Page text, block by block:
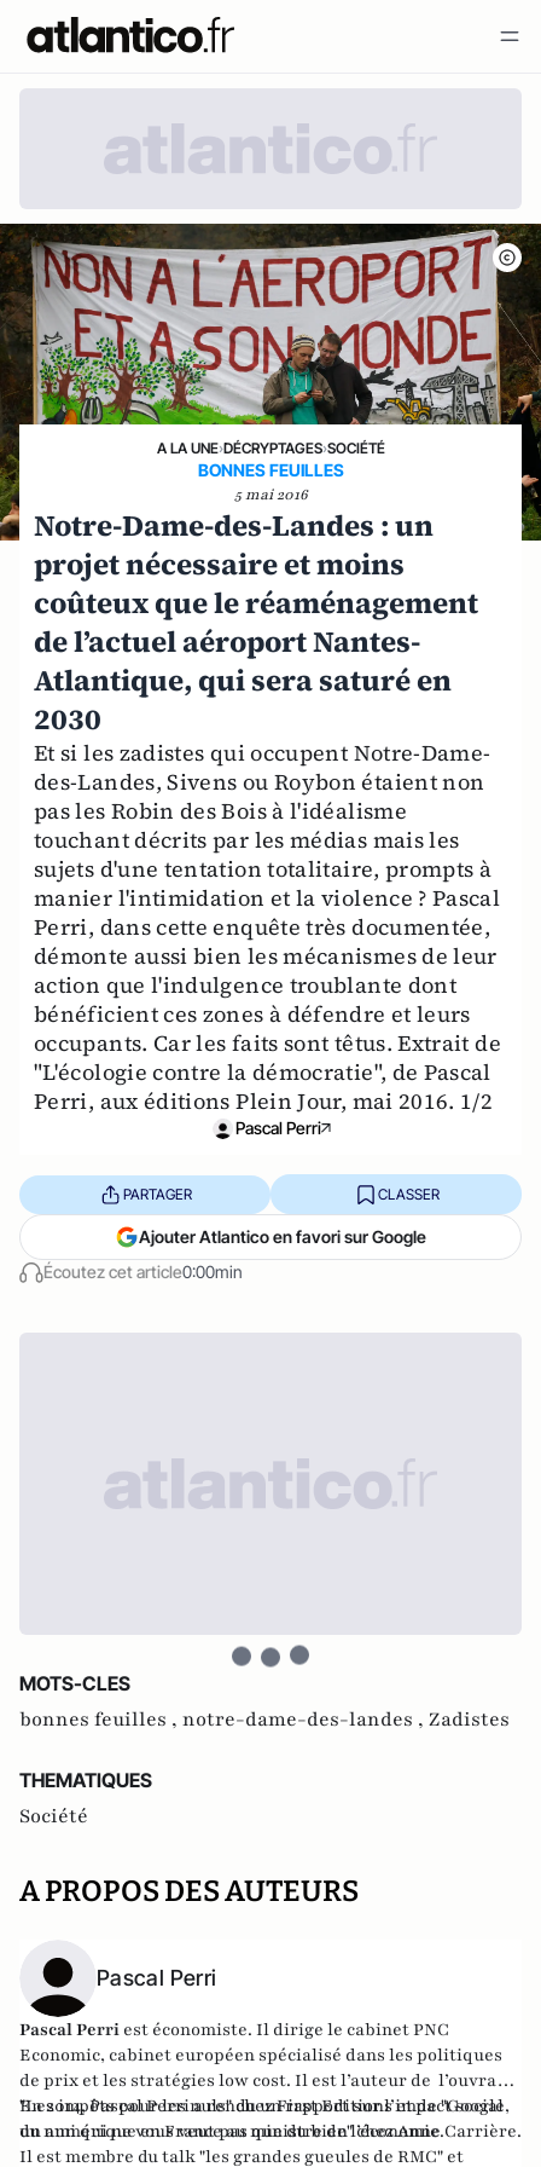
A LA UNE›DÉCRYPTAGES›SOCIÉTÉ
BONNES FEUILLES
5 mai 2016
Notre-Dame-des-Landes : un
projet nécessaire et moins
coûteux que le réaménagement
de l’actuel aéroport Nantes-
Atlantique, qui sera saturé en
2030
Et si les zadistes qui occupent Notre-Dame-
des-Landes, Sivens ou Roybon étaient non
pas les Robin des Bois à l'idéalisme
touchant décrits par les médias mais les
sujets d'une tentation totalitaire, prompts à
manier l'intimidation et la violence ? Pascal
Perri, dans cette enquête très documentée,
démonte aussi bien les mécanismes de leur
action que l'indulgence troublante dont
bénéficient ces zones à défendre et leurs
occupants. Car les faits sont têtus. Extrait de
"L'écologie contre la démocratie", de Pascal
Perri, aux éditions Plein Jour, mai 2016. 1/2
Pascal Perri
Écoutez cet article0:00min
PARTAGER CLASSER
Ajouter Atlantico en favori sur Google
MOTS-CLES
bonnes feuilles , notre-dame-des-landes , Zadistes
THEMATIQUES
Société
A PROPOS DES AUTEURS
Pascal Perri
Pascal Perri est économiste. Il dirige le cabinet PNC
Economic, cabinet européen spécialisé dans les politiques
de prix et les stratégies low cost. Il est l’auteur de l’ouvrage
"Les impôts pour les nuls" chez First Editions et de"Google,
un ami qui ne vous veut pas que du bien"chez Anne Carrière.
En 2014, Pascal Perri a rendu unrapportsur l’impact social
du numérique en France au ministre de l’économie.
Il est membre du talk "les grandes gueules de RMC" et